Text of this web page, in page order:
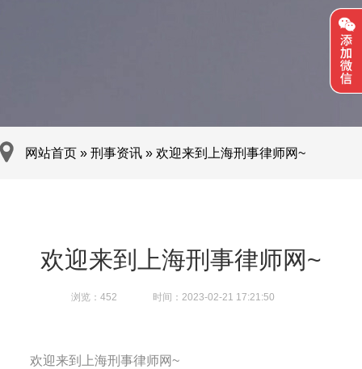
网站首页 » 刑事资讯 » 欢迎来到上海刑事律师网~
欢迎来到上海刑事律师网~
浏览： 452 时间：2023-02-21 17:21:50
欢迎来到上海刑事律师网~